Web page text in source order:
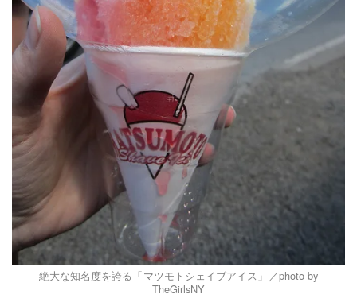
絶大な知名度を誇る「マツモトシェイブアイス」／photo by
TheGirlsNY